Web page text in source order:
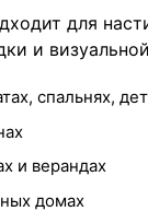
для
и
спальнях,
и верандах
домах